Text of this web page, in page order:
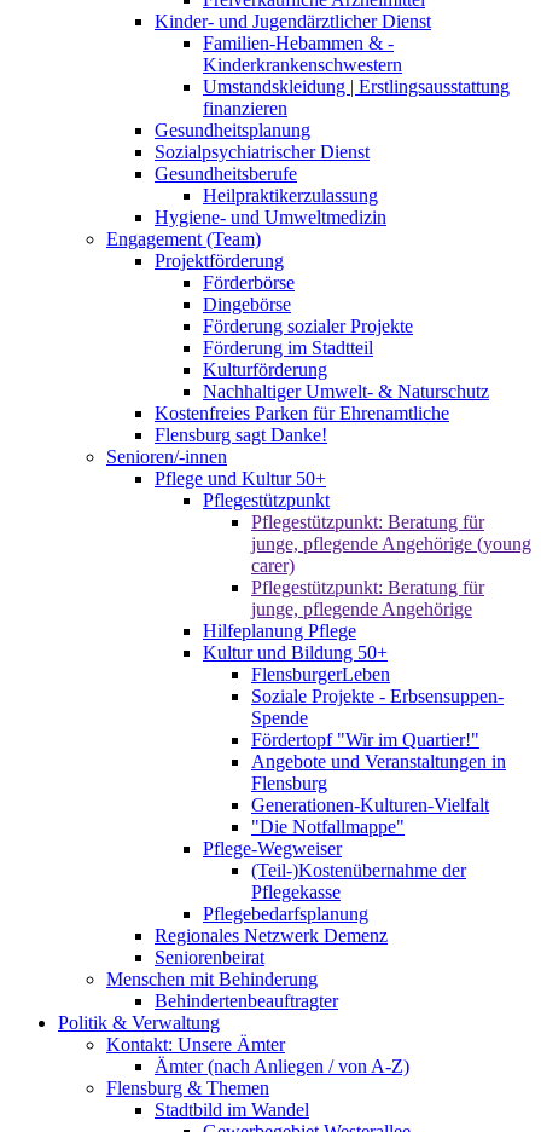
Kinder- und Jugendärztlicher Dienst
Familien-Hebammen & -
Kinderkrankenschwestern
Umstandskleidung | Erstlingsausstattung
finanzieren
Gesundheitsplanung
Sozialpsychiatrischer Dienst
Gesundheitsberufe
Heilpraktikerzulassung
Hygiene- und Umweltmedizin
Engagement (Team)
Projektförderung
Förderbörse
Dingebörse
Förderung sozialer Projekte
Förderung im Stadtteil
Kulturförderung
Nachhaltiger Umwelt- & Naturschutz
Kostenfreies Parken für Ehrenamtliche
Flensburg sagt Danke!
Senioren/-innen
Pflege und Kultur 50+
Pflegestützpunkt
Pflegestützpunkt: Beratung für
junge, pflegende Angehörige (young
carer)
Pflegestützpunkt: Beratung für
junge, pflegende Angehörige
Hilfeplanung Pflege
Kultur und Bildung 50+
FlensburgerLeben
Soziale Projekte - Erbsensuppen-
Spende
Fördertopf "Wir im Quartier!"
Angebote und Veranstaltungen in
Flensburg
Generationen-Kulturen-Vielfalt
"Die Notfallmappe"
Pflege-Wegweiser
(Teil-)Kostenübernahme der
Pflegekasse
Pflegebedarfsplanung
Regionales Netzwerk Demenz
Seniorenbeirat
Menschen mit Behinderung
Behindertenbeauftragter
Politik & Verwaltung
Kontakt: Unsere Ämter
Ämter (nach Anliegen / von A-Z)
Flensburg & Themen
Stadtbild im Wandel